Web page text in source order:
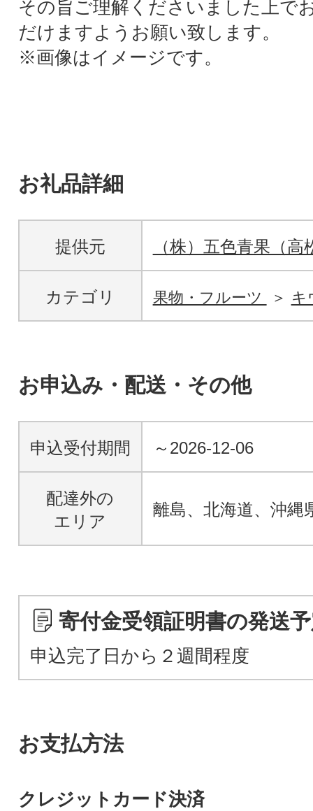
その旨ご理解くださいました上で
だけますようお願い致します。
※画像はイメージです。
お礼品詳細
提供元 （株）五色青果（高
カテゴリ 果物・フルーツ キ
お申込み・配送・その他
申込受付期間 ～2026-12-06
配達外の
エリア
離島、北海道、沖縄
寄付金受領証明書の発送
申込完了日から２週間程度
お支払方法
クレジットカード決済